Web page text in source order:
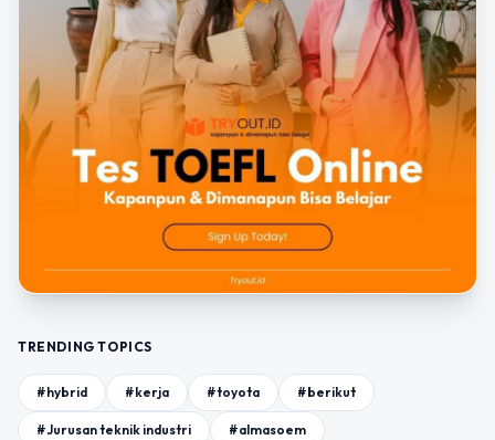
TRENDING TOPICS
#hybrid #kerja #toyota #berikut
#Jurusan teknik industri #almasoem